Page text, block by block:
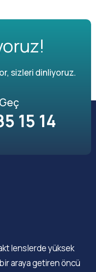
sizleri dinliyoruz.
15 14
lenslerde yüksek
araya getiren öncü